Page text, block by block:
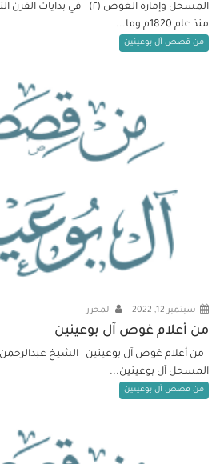
المسحل وإمارة الغوص (٢) في
منذ عام 1820م وما...
من قصص آل بوعينين
سبتمبر 12, 2022 المحرر
من أعلام غوص آل بوعينين
من أعلام غوص آل بوعينين الشيخ عبدالرحمن
المسحل آل بوعينين...
من قصص آل بوعينين